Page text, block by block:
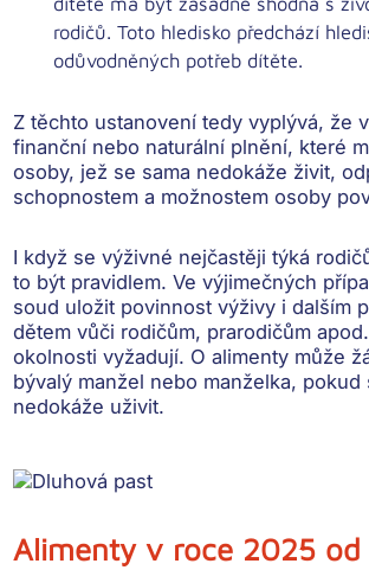
rodičů. Toto hledisko předchází
odůvodněných potřeb dítěte.
Z těchto ustanovení tedy vyplývá, že
finanční nebo naturální plnění, které
osoby, jež se sama nedokáže živit,
schopnostem a možnostem osoby
I když se výživné nejčastěji týká
to být pravidlem. Ve výjimečných
soud uložit povinnost výživy i dalším
dětem vůči rodičům, prarodičům
okolnosti vyžadují. O alimenty může
bývalý manžel nebo manželka, pokud
nedokáže uživit.
Alimenty v roce 2025 od